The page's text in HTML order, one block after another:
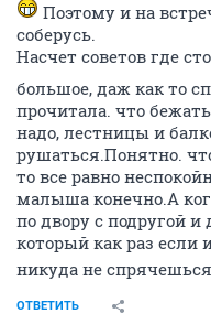
Поэтому и на
соберусь.
Насчет советов где
большое, даж как то
прочитала. что
надо, лестницы и
рушаться.Понятно.
то все равно
малыша конечно.А
по двору с подругой
который как раз если
никуда не
ОТВЕТИТЬ